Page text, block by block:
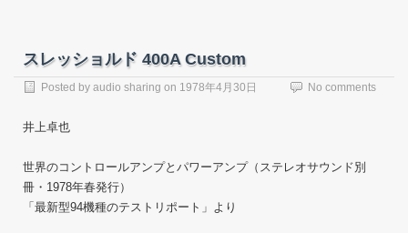
スレッショルド 400A Custom
Posted by audio sharing on 1978年4月30日 No comments
井上卓也
世界のコントロールアンプとパワーアンプ（ステレオサウンド別
冊・1978年春発行）
「最新型94機種のテストリポート」より